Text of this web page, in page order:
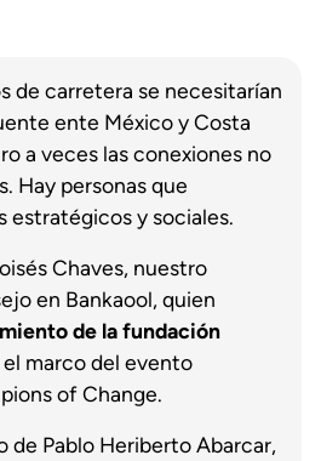
de carretera se necesitarían
ente México y Costa
a veces las conexiones no
Hay personas que
estratégicos y sociales.
Chaves, nuestro
en Bankaool, quien
de la fundación
marco del evento
of Change.
de Pablo Heriberto Abarcar,